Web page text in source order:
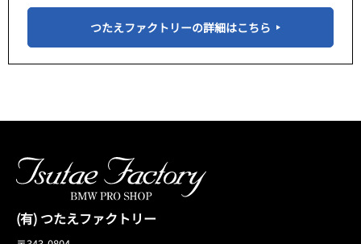
つたえファクトリーの詳細はこちら
(有) つたえファクトリー